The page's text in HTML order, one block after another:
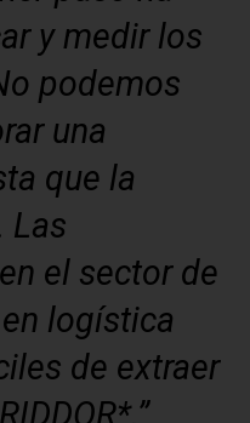
y medir los
podemos
una
que la
Las
el sector de
logística
de extraer